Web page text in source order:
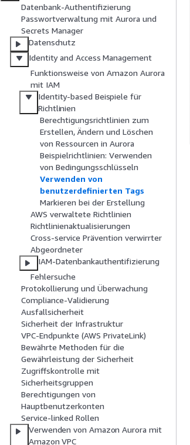
Datenbank-Authentifizierung
Passwortverwaltung mit Aurora und
Secrets Manager
Datenschutz
Identity and Access Management
Funktionsweise von Amazon Aurora
mit IAM
Identity-based Beispiele für
Richtlinien
Berechtigungsrichtlinien zum
Erstellen, Ändern und Löschen
von Ressourcen in Aurora
Beispielrichtlinien: Verwenden
von Bedingungsschlüsseln
Verwenden von
benutzerdefinierten Tags
Markieren bei der Erstellung
AWS verwaltete Richtlinien
Richtlinienaktualisierungen
Cross-service Prävention verwirrter
Abgeordneter
IAM-Datenbankauthentifizierung
Fehlersuche
Protokollierung und Überwachung
Compliance-Validierung
Ausfallsicherheit
Sicherheit der Infrastruktur
VPC-Endpunkte (AWS PrivateLink)
Bewährte Methoden für die
Gewährleistung der Sicherheit
Zugriffskontrolle mit
Sicherheitsgruppen
Berechtigungen von
Hauptbenutzerkonten
Service-linked Rollen
Verwenden von Amazon Aurora mit
Amazon VPC